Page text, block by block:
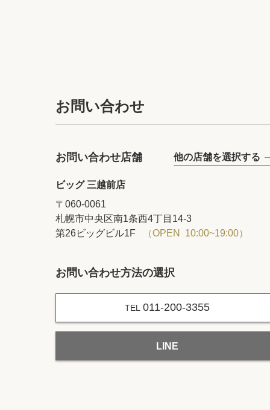
お問い合わせ
お問い合わせ店舗 他の店舗を選択する
ビッグ 三越前店
〒060-0061
札幌市中央区南1条西4丁目14‐3
第26ビッグビル1F
（OPEN 10:00~19:00）
お問い合わせ方法の選択
TEL 011-200-3355
LINE